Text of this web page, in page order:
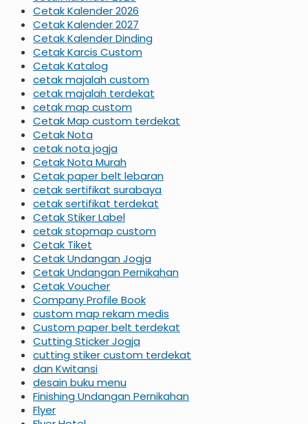
Cetak Kalender 2026
Cetak Kalender 2027
Cetak Kalender Dinding
Cetak Karcis Custom
Cetak Katalog
cetak majalah custom
cetak majalah terdekat
cetak map custom
Cetak Map custom terdekat
Cetak Nota
cetak nota jogja
Cetak Nota Murah
Cetak paper belt lebaran
cetak sertifikat surabaya
cetak sertifikat terdekat
Cetak Stiker Label
cetak stopmap custom
Cetak Tiket
Cetak Undangan Jogja
Cetak Undangan Pernikahan
Cetak Voucher
Company Profile Book
custom map rekam medis
Custom paper belt terdekat
Cutting Sticker Jogja
cutting stiker custom terdekat
dan Kwitansi
desain buku menu
Finishing Undangan Pernikahan
Flyer